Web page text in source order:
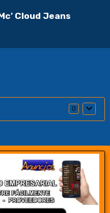
Cloud Jeans
0